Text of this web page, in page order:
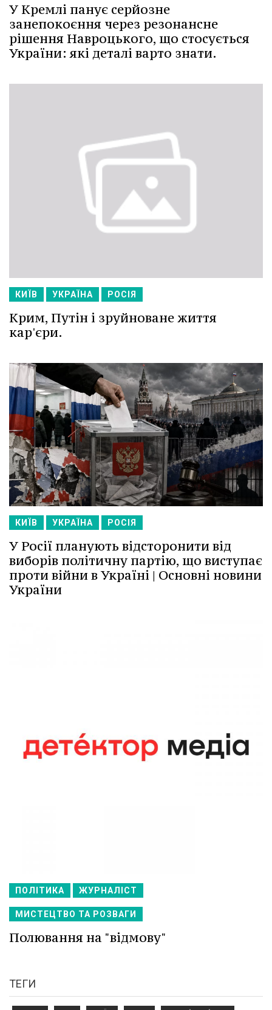
У Кремлі панує серйозне
занепокоєння через резонансне
рішення Навроцького, що стосується
України: які деталі варто знати.
КИЇВ УКРАЇНА РОСІЯ
Крим, Путін і зруйноване життя
кар'єри.
КИЇВ УКРАЇНА РОСІЯ
У Росії планують відсторонити від
виборів політичну партію, що виступає
проти війни в Україні | Основні новини
України
ПОЛІТИКА ЖУРНАЛІСТ
МИСТЕЦТВО ТА РОЗВАГИ
Полювання на "відмову"
ТЕГИ